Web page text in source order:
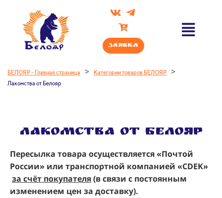
Заявка
БЕЛОЯР - Главная страница > Категории товаров БЕЛОЯР >
Лакомства от Белояр
ЛАКОМСТВА от БЕЛОЯР
Пересылка товара осуществляется «Почтой
России» или транспортной компанией «CDEK»
за счёт покупателя(в связи с постоянным
изменением цен за доставку).